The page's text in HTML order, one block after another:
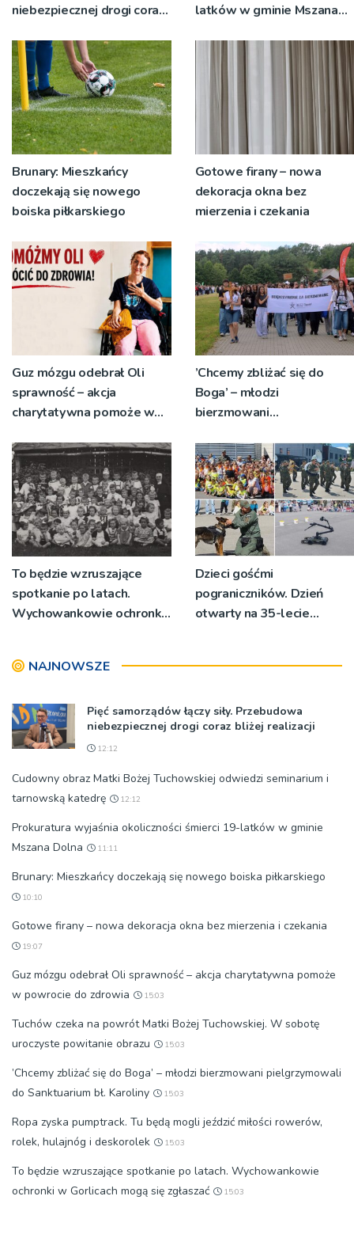
niebezpiecznej drogi coraz
latków w gminie Mszana
Brunary: Mieszkańcy
doczekają się nowego
boiska piłkarskiego
Gotowe firany – nowa
dekoracja okna bez
mierzenia i czekania
Guz mózgu odebrał Oli
sprawność – akcja
charytatywna pomoże w
’Chcemy zbliżać się do
Boga’ – młodzi
bierzmowani
Sanktuarium bł. Karoliny
To będzie wzruszające
spotkanie po latach.
Wychowankowie ochronki
Dzieci gośćmi
pograniczników. Dzień
otwarty na 35-lecie
NAJNOWSZE
Pięć samorządów łączy siły. Przebudowa
niebezpiecznej drogi coraz bliżej realizacji
12:12
Cudowny obraz Matki Bożej Tuchowskiej odwiedzi seminarium i
tarnowską katedrę
12:12
Prokuratura wyjaśnia okoliczności śmierci 19-latków w gminie
Mszana Dolna
11:11
Brunary: Mieszkańcy doczekają się nowego boiska piłkarskiego
10:10
Gotowe firany – nowa dekoracja okna bez mierzenia i czekania
19:07
Guz mózgu odebrał Oli sprawność – akcja charytatywna pomoże
w powrocie do zdrowia
15:03
Tuchów czeka na powrót Matki Bożej Tuchowskiej. W sobotę
uroczyste powitanie obrazu
15:03
’Chcemy zbliżać się do Boga’ – młodzi bierzmowani pielgrzymowali
do Sanktuarium bł. Karoliny
15:03
Ropa zyska pumptrack. Tu będą mogli jeździć miłości rowerów,
rolek, hulajnóg i deskorolek
15:03
To będzie wzruszające spotkanie po latach. Wychowankowie
ochronki w Gorlicach mogą się zgłaszać
15:03